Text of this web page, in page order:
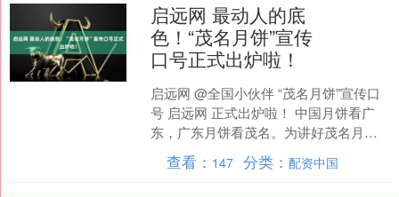
启远网 最动人的底
色！“茂名月饼”宣传
口号正式出炉啦！
启远网 @全国小伙伴 “茂名月饼”宣传口
号 启远网 正式出炉啦！ 中国月饼看广
东，广东月饼看茂名。为讲好茂名月饼
故事，向全国各地推广“中国月饼名城”的
美誉，8月....
查看： 147 分类：配资中国